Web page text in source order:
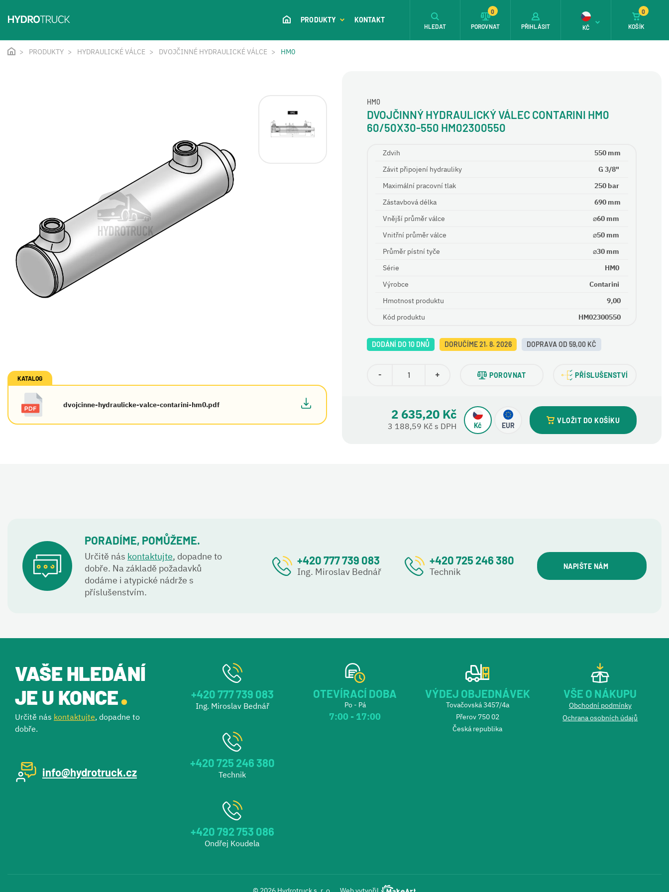
PRODUKTY KONTAKT
HLEDAT POROVNAT
0
PŘIHLÁSIT KČ KOŠÍK
0
PRODUKTY HYDRAULICKÉ VÁLCE DVOJČINNÉ HYDRAULICKÉ VÁLCE HM0
KATALOG
dvojcinne-hydraulicke-valce-contarini-hm0.pdf
HM0
DVOJČINNÝ HYDRAULICKÝ VÁLEC CONTARINI HM0
60/50X30-550 HM02300550
Zdvih
550 mm
Závit připojení hydrauliky
G 3/8"
Maximální pracovní tlak
250 bar
Zástavbová délka
690 mm
Vnější průměr válce
⌀60 mm
Vnitřní průměr válce
⌀50 mm
Průměr pístní tyče
⌀30 mm
Série
HM0
Výrobce
Contarini
Hmotnost produktu
9,00
Kód produktu
HM02300550
DODÁNÍ DO 10 DNŮ DORUČÍME 21. 8. 2026 DOPRAVA OD 59,00 KČ
- + POROVNAT PŘÍSLUŠENSTVÍ
2 635,20 Kč
3 188,59 Kč s DPH Kč EUR
VLOŽIT DO KOŠÍKU
PORADÍME, POMŮŽEME.
Určitě nás kontaktujte, dopadne to
dobře. Na základě požadavků
dodáme i atypické nádrže s
příslušenstvím.
+420 777 739 083
Ing. Miroslav Bednář
+420 725 246 380
Technik NAPIŠTE NÁM
VAŠE HLEDÁNÍ
JE U KONCE.
Určitě nás kontaktujte, dopadne to
dobře.
info@hydrotruck.cz
+420 777 739 083
Ing. Miroslav Bednář
+420 725 246 380
Technik
+420 792 753 086
Ondřej Koudela
OTEVÍRACÍ DOBA
Po - Pá
7:00 - 17:00
VÝDEJ OBJEDNÁVEK
Tovačovská 3457/4a
Přerov 750 02
Česká republika
VŠE O NÁKUPU
Obchodní podmínky
Ochrana osobních údajů